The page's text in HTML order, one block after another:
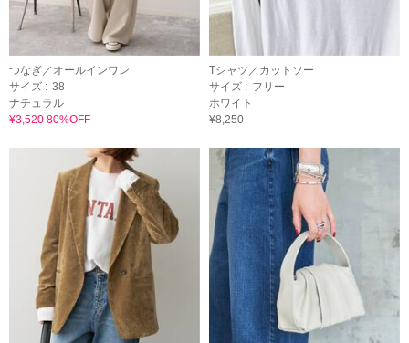
つなぎ／オールインワン
サイズ : 38
ナチュラル
¥3,520 80%OFF
Tシャツ／カットソー
サイズ : フリー
ホワイト
¥8,250